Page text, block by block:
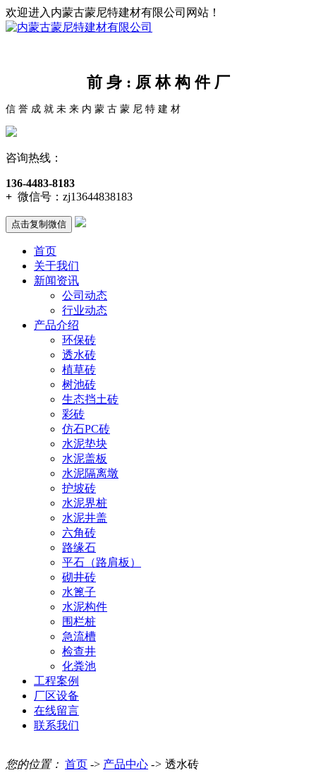
欢迎进入内蒙古蒙尼特建材有限公司网站！
前 身 : 原 林 构 件 厂
信 誉 成 就 未 来 内 蒙 古 蒙 尼 特 建 材
咨询热线：
136-4483-8183
+ 微信号： zj13644838183
点击复制微信
首页
关于我们
新闻资讯
公司动态
行业动态
产品介绍
环保砖
透水砖
植草砖
树池砖
生态挡土砖
彩砖
仿石PC砖
水泥垫块
水泥盖板
水泥隔离墩
护坡砖
水泥界桩
水泥井盖
六角砖
路缘石
平石（路肩板）
砌井砖
水篦子
水泥构件
围栏桩
急流槽
检查井
化粪池
工程案例
厂区设备
在线留言
联系我们
您的位置： 首页 -> 产品中心 -> 透水砖